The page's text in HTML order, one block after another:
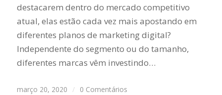
destacarem dentro do mercado competitivo
atual, elas estão cada vez mais apostando em
diferentes planos de marketing digital?
Independente do segmento ou do tamanho,
diferentes marcas vêm investindo…
março 20, 2020 / 0 Comentários